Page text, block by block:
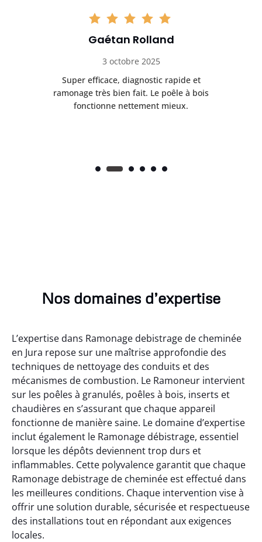
Gaétan Rolland
3 octobre 2025
Super efficace, diagnostic rapide et
ramonage très bien fait. Le poêle à bois
fonctionne nettement mieux.
Nos domaines d’expertise
L’expertise dans Ramonage debistrage de cheminée
en Jura repose sur une maîtrise approfondie des
techniques de nettoyage des conduits et des
mécanismes de combustion. Le Ramoneur intervient
sur les poêles à granulés, poêles à bois, inserts et
chaudières en s’assurant que chaque appareil
fonctionne de manière saine. Le domaine d’expertise
inclut également le Ramonage débistrage, essentiel
lorsque les dépôts deviennent trop durs et
inflammables. Cette polyvalence garantit que chaque
Ramonage debistrage de cheminée est effectué dans
les meilleures conditions. Chaque intervention vise à
offrir une solution durable, sécurisée et respectueuse
des installations tout en répondant aux exigences
locales.